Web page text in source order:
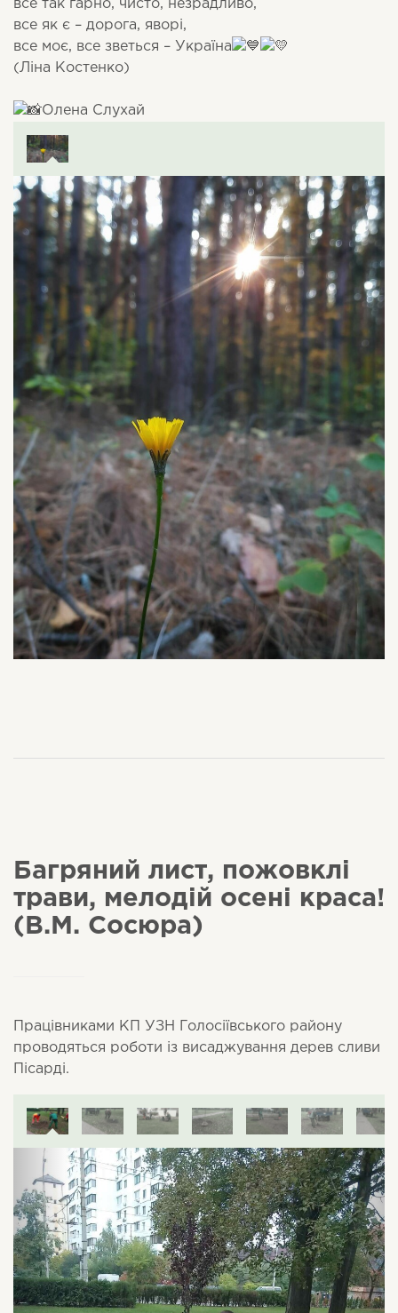
все так гарно, чисто, незрадливо,
все як є – дорога, яворі,
все моє, все зветься – Україна
(Ліна Костенко)
Олена Слухай
Багряний лист, пожовклі
трави, мелодій осені краса!
(В.М. Сосюра)
Працівниками КП УЗН Голосіївського району
проводяться роботи із висаджування дерев сливи
Пісарді.